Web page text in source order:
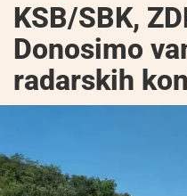
KSB/SBK,
Donosimo
radarskih